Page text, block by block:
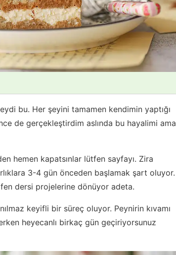
bu. Her şeyini tamamen kendimin yaptığı
de gerçekleştirdim aslında bu hayalimi ama
hemen kapatsınlar lütfen sayfayı. Zira
3-4 gün önceden başlamak şart oluyor.
dersi projelerine dönüyor adeta.
keyifli bir süreç oluyor. Peynirin kıvamı
heyecanlı birkaç gün geçiriyorsunuz